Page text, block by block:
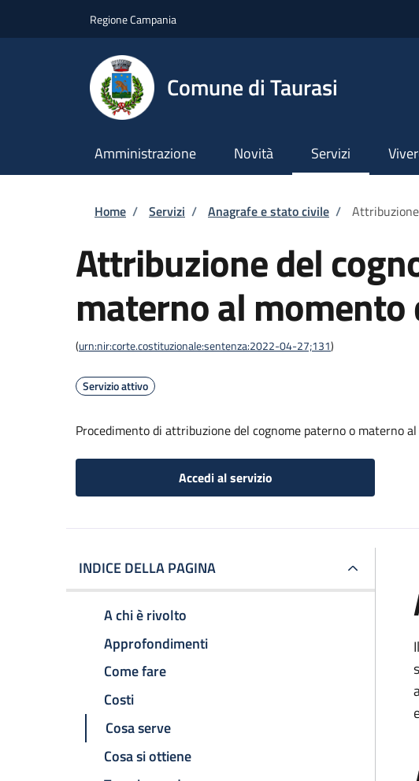
Regione Campania
Comune di Taurasi
Amministrazione Novità Servizi
Briciole di pane
Home / Servizi / Anagrafe e stato civile /
Attribuzione del
materno al momento
(urn:nir:corte.costituzionale:sentenza:2022-04-27;131)
Servizio attivo
Procedimento di attribuzione del cognome paterno o materno
Accedi al servizio
INDICE DELLA PAGINA
A chi è rivolto
Approfondimenti
Come fare
Costi
Cosa serve
Cosa si ottiene